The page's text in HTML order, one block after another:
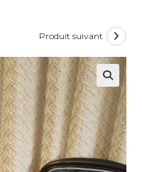
Produit suivant